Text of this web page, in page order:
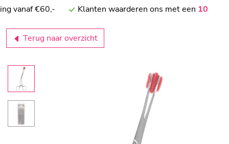
€60,- Klanten waarderen ons met een10
Terug naar overzicht